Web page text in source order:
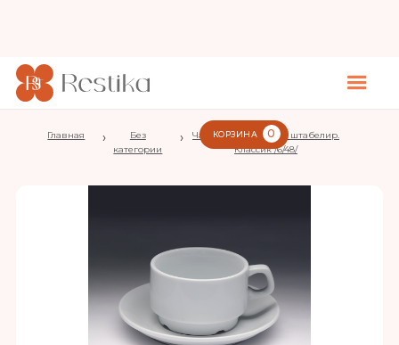
КОРЗИНА 0
Главная ›
Без
категории
›
Чайная пара 250 мл. штабелир.
Классик /6/48/